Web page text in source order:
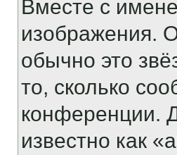
Вместе с
изображения.
обычно это
то, сколько
конференции.
известно как